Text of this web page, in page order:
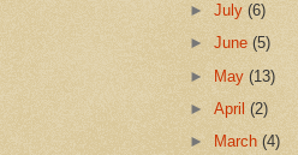
►July(6)
►June(5)
► May(13)
►April(2)
►
March(4)